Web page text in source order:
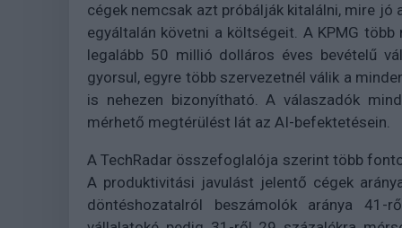
cégek nemcsak azt próbálják kitalálni, mire
egyáltalán követni a költségeit. A KPMG
legalább 50 millió dolláros éves bevételű
gyorsul, egyre több szervezetnél válik a
is nehezen bizonyítható. A válaszadók
mérhető megtérülést lát az AI-befektetésein.
A TechRadar összefoglalója szerint több
A produktivitási javulást jelentő cégek
döntéshozatalról beszámolók aránya